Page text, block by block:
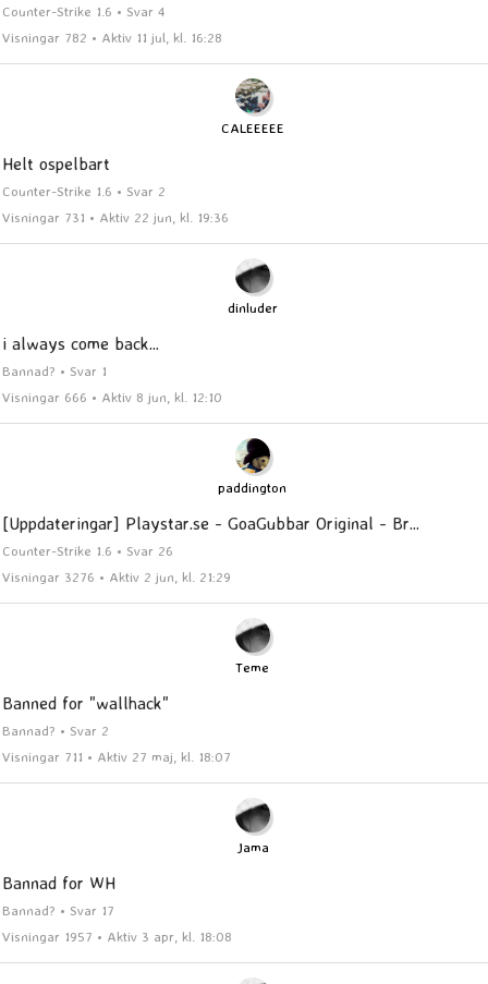
Counter-Strike 1.6 • Svar 4
Visningar 782 • Aktiv 11 jul, kl. 16:28
CALEEEEE
Helt ospelbart
Counter-Strike 1.6 • Svar 2
Visningar 731 • Aktiv 22 jun, kl. 19:36
dinluder
i always come back...
Bannad? • Svar 1
Visningar 666 • Aktiv 8 jun, kl. 12:10
paddington
[Uppdateringar] Playstar.se - GoaGubbar Original - Br...
Counter-Strike 1.6 • Svar 26
Visningar 3276 • Aktiv 2 jun, kl. 21:29
Teme
Banned for "wallhack"
Bannad? • Svar 2
Visningar 711 • Aktiv 27 maj, kl. 18:07
Jama
Bannad for WH
Bannad? • Svar 17
Visningar 1957 • Aktiv 3 apr, kl. 18:08